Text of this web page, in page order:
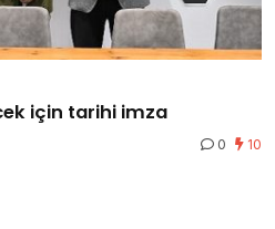
için tarihi imza
0 10